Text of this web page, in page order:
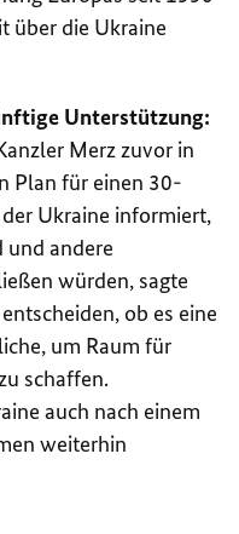
über die Ukraine
Unterstützung:
Merz zuvor in
Plan für einen 30-
Ukraine informiert,
und andere
würden, sagte
ob es eine
um Raum für
schaffen.
auch nach einem
weiterhin